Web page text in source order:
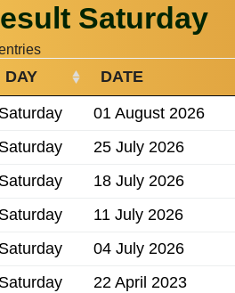
Saturday
DAY DATE
Saturday
01 August 2026
Saturday
25 July 2026
Saturday
18 July 2026
Saturday
11 July 2026
Saturday
04 July 2026
Saturday
22 April 2023